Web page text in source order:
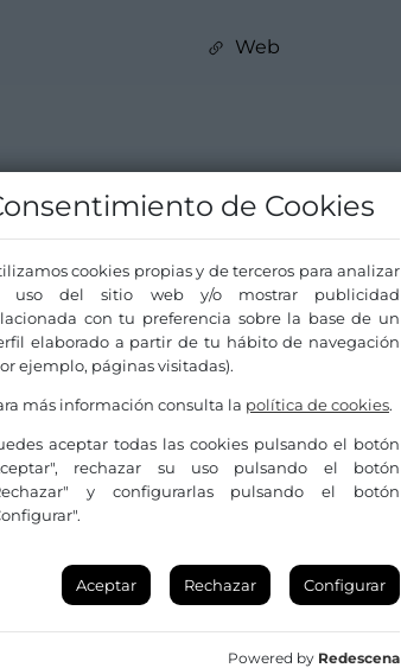
Web
de Cookies
cookies propias y de terceros para analizar
uso del sitio web y/o mostrar publicidad
con tu preferencia sobre la base de un
elaborado a partir de tu hábito de navegación
ejemplo, páginas visitadas).
más información consulta la política de cookies.
aceptar todas las cookies pulsando el botón
rechazar su uso pulsando el botón
y configurarlas pulsando el botón
Aceptar Rechazar Configurar
Powered by Redescena